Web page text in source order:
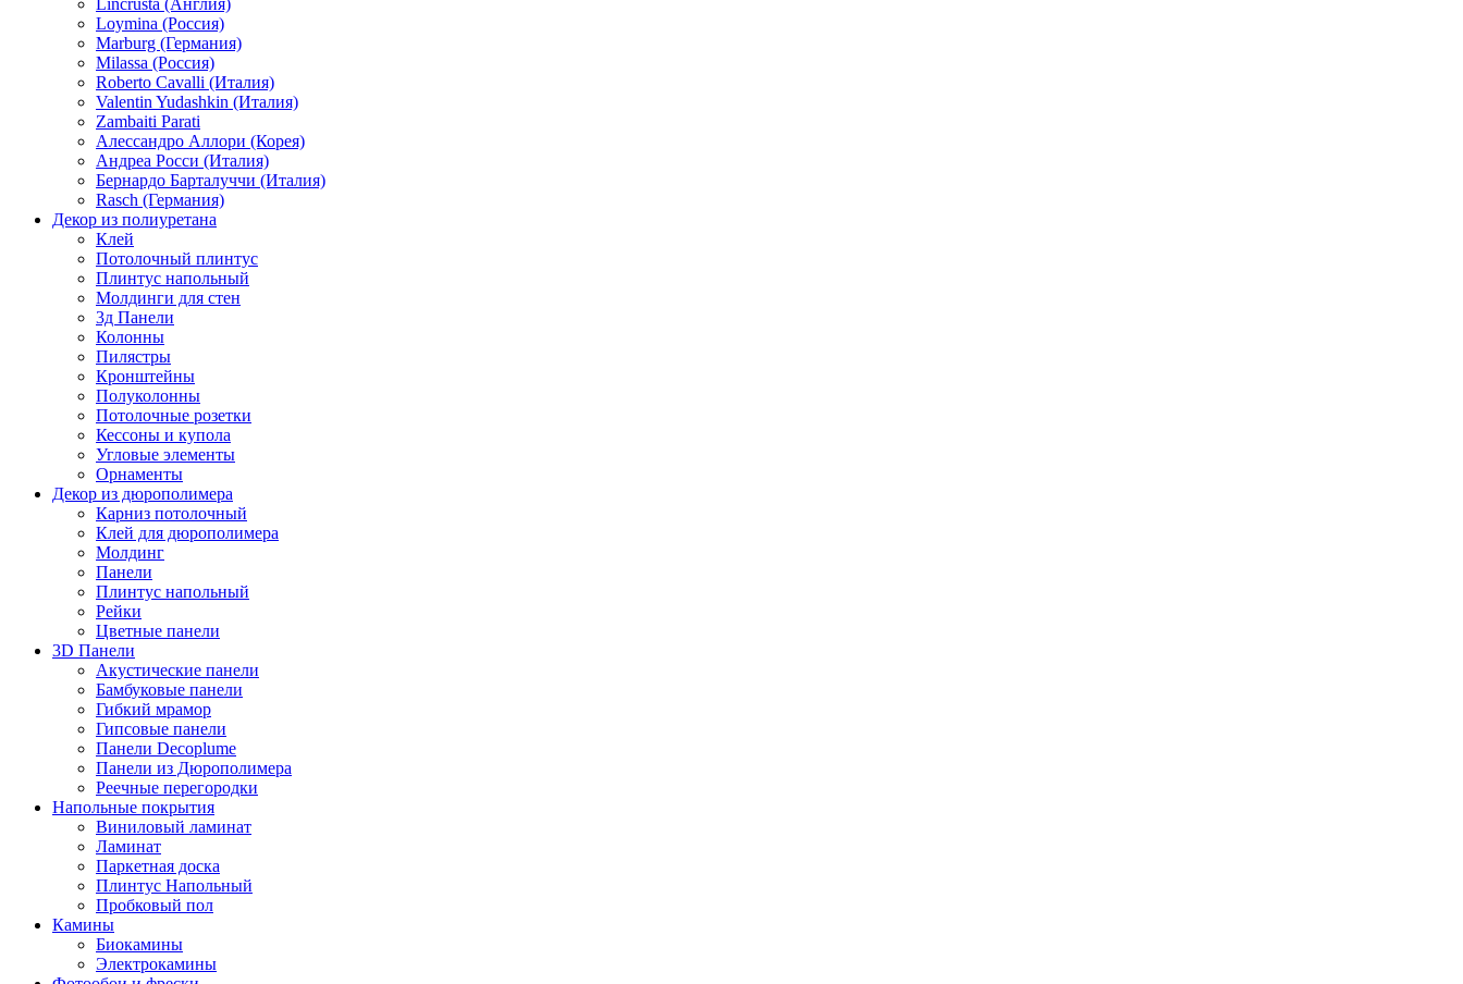
Loymina (Россия)
Marburg (Германия)
Milassa (Россия)
Roberto Cavalli (Италия)
Valentin Yudashkin (Италия)
Zambaiti Parati
Алессандро Аллори (Корея)
Андреа Росси (Италия)
Бернардо Барталуччи (Италия)
Rasch (Германия)
Декор из полиуретана
Клей
Потолочный плинтус
Плинтус напольный
Молдинги для стен
3д Панели
Колонны
Пилястры
Кронштейны
Полуколонны
Потолочные розетки
Кессоны и купола
Угловые элементы
Орнаменты
Декор из дюрополимера
Карниз потолочный
Клей для дюрополимера
Молдинг
Панели
Плинтус напольный
Рейки
Цветные панели
3D Панели
Акустические панели
Бамбуковые панели
Гибкий мрамор
Гипсовые панели
Панели Decoplume
Панели из Дюрополимера
Реечные перегородки
Напольные покрытия
Виниловый ламинат
Ламинат
Паркетная доска
Плинтус Напольный
Пробковый пол
Камины
Биокамины
Электрокамины